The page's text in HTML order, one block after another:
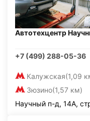
Автотехцентр
+7 (499) 288-05-36
Калужская(1,09
Зюзино(1,57 км)
Научный п-д, 14А,